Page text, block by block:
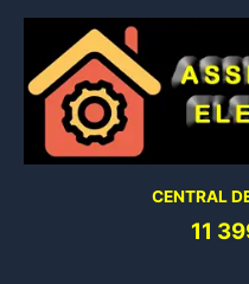
conteúdo
CENTRAL
11